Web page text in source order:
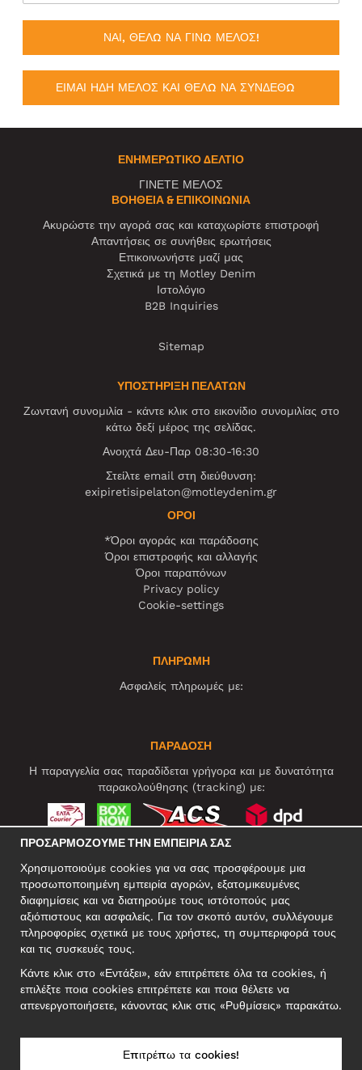
ΝΑΙ, ΘΕΛΩ ΝΑ ΓΙΝΩ ΜΕΛΟΣ!
ΕΙΜΑΙ ΗΔΗ ΜΕΛΟΣ ΚΑΙ ΘΕΛΩ ΝΑ ΣΥΝΔΕΘΩ
ΕΝΗΜΕΡΩΤΙΚΌ ΔΕΛΤΊΟ
ΓΙΝΕΤΕ ΜΕΛΟΣ
ΒΟΉΘΕΙΑ & ΕΠΙΚΟΙΝΩΝΊΑ
Ακυρώστε την αγορά σας και καταχωρίστε επιστροφή
Απαντήσεις σε συνήθεις ερωτήσεις
Επικοινωνήστε μαζί μας
Σχετικά με τη Motley Denim
Ιστολόγιο
B2B Inquiries
Sitemap
ΥΠΟΣΤΗΡΙΞΗ ΠΕΛΑΤΩΝ
Ζωντανή συνομιλία - κάντε κλικ στο εικονίδιο συνομιλίας στο
κάτω δεξί μέρος της σελίδας.
Ανοιχτά Δευ-Παρ 08:30-16:30
Στείλτε email στη διεύθυνση:
exipiretisipelaton@motleydenim.gr
ΌΡΟΙ
*Όροι αγοράς και παράδοσης
Όροι επιστροφής και αλλαγής
Όροι παραπόνων
Privacy policy
Cookie-settings
ΠΛΗΡΩΜΗ
Ασφαλείς πληρωμές με:
ΠΑΡΑΔΟΣΗ
Η παραγγελία σας παραδίδεται γρήγορα και με δυνατότητα
παρακολούθησης (tracking) με:
ΕΠΑΓΓΕΛΜΑΤΙΚΗ ΔΙΕΥΘΥΝΣΗ
Motley Denim Europe OÜ
Reg: 12356245
ΣΗΜΕΙΩΣΗ! Μη στέλνετε επιστρεφόμενα προϊόντα σε αυτήν τη
ΠΡΟΣΑΡΜΌΖΟΥΜΕ ΤΗΝ ΕΜΠΕΙΡΊΑ ΣΑΣ
Χρησιμοποιούμε cookies για να σας προσφέρουμε μια
προσωποποιημένη εμπειρία αγορών, εξατομικευμένες
διαφημίσεις και να διατηρούμε τους ιστότοπούς μας
αξιόπιστους και ασφαλείς. Για τον σκοπό αυτόν, συλλέγουμε
πληροφορίες σχετικά με τους χρήστες, τη συμπεριφορά τους
και τις συσκευές τους.
Κάντε κλικ στο «Εντάξει», εάν επιτρέπετε όλα τα cookies, ή
επιλέξτε ποια cookies επιτρέπετε και ποια θέλετε να
απενεργοποιήσετε, κάνοντας κλικ στις «Ρυθμίσεις» παρακάτω.
Επιτρέπω τα cookies!